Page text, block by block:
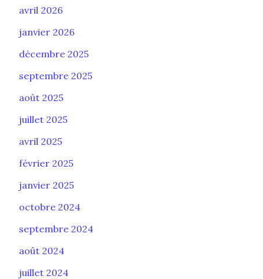
avril 2026
janvier 2026
décembre 2025
septembre 2025
août 2025
juillet 2025
avril 2025
février 2025
janvier 2025
octobre 2024
septembre 2024
août 2024
juillet 2024